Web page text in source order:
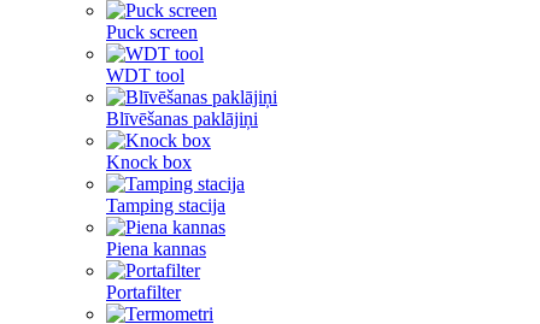
Puck screen
WDT tool
Blīvēšanas paklājiņi
Knock box
Tamping stacija
Piena kannas
Portafilter